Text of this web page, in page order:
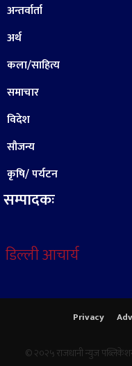
अन्तर्वार्ता
अर्थ
कला/साहित्य
समाचार
विदेश
सौजन्य
कृषि/ पर्यटन
सम्पादकः
डिल्ली आचार्य
Privacy
© २०२५ राजधानी न्युज